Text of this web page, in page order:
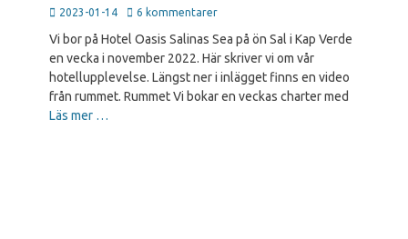
Publicerad
2023-01-14 6 kommentarer
Vi bor på Hotel Oasis Salinas Sea på ön Sal i Kap Verde
en vecka i november 2022. Här skriver vi om vår
hotellupplevelse. Längst ner i inlägget finns en video
från rummet. Rummet Vi bokar en veckas charter med
Läs mer …